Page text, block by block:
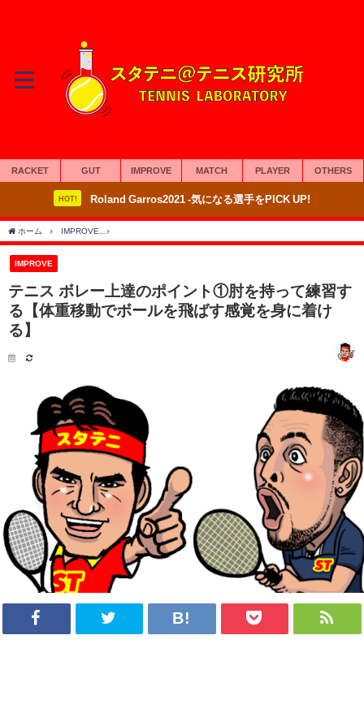
RACKET GUT IMPROVE MATCH PLAYER OTHERS
HOT! Roland Garros2021 -気になる選手をPICK UP!
ホーム IMPROVE
IMPROVE
テニス ボレー上達のポイント①肘を持って練習す
る【体重移動でボールを飛ばす感覚を身に着け
る】